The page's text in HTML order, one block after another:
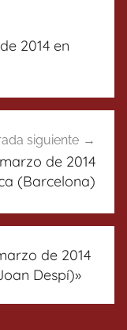
2014 en
siguiente
de 2014
(Barcelona)
de 2014
Despí)»